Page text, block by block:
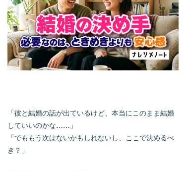
「彼と結婚の話が出ているけど、本当にこのまま結婚
していいのかな……」
「でももう次はないかもしれないし、ここで決めるべ
き？」